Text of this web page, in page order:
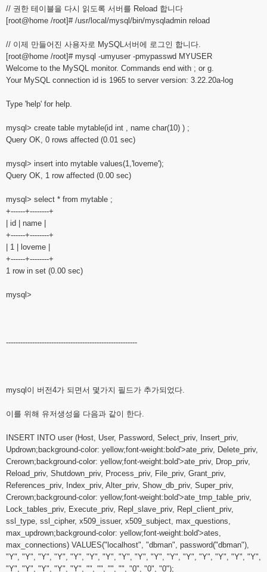
// 권한 테이블을 다시 읽도록 서버를 Reload 합니다
[root@home /root]# /usr/local/mysql/bin/mysqladmin reload
// 이제 만들어진 사용자로 MySQL서버에 로그인 합니다.
[root@home /root]# mysql -umyuser -pmypasswd MYUSER
Welcome to the MySQL monitor. Commands end with ; or g.
Your MySQL connection id is 1965 to server version: 3.22.20a-log
Type 'help' for help.
mysql> create table mytable(id int , name char(10) ) ;
Query OK, 0 rows affected (0.01 sec)
mysql> insert into mytable values(1,'loveme');
Query OK, 1 row affected (0.00 sec)
mysql> select * from mytable ;
+------+--------+
| id | name |
+------+--------+
| 1 | loveme |
+------+--------+
1 row in set (0.00 sec)
mysql>
-------------------------------------------------------
mysql이 버전4가 되면서 몇가지 필드가 추가되었다.
이를 위해 유저생성을 다음과 같이 한다.
INSERT INTO user (Host, User, Password, Select_priv, Insert_priv,
Updrown;background-color: yellow;font-weight:bold'>ate_priv, Delete_priv,
Crerown;background-color: yellow;font-weight:bold'>ate_priv, Drop_priv,
Reload_priv, Shutdown_priv, Process_priv, File_priv, Grant_priv,
References_priv, Index_priv, Alter_priv, Show_db_priv, Super_priv,
Crerown;background-color: yellow;font-weight:bold'>ate_tmp_table_priv,
Lock_tables_priv, Execute_priv, Repl_slave_priv, Repl_client_priv,
ssl_type, ssl_cipher, x509_issuer, x509_subject, max_questions,
max_updrown;background-color: yellow;font-weight:bold'>ates,
max_connections) VALUES("localhost", "dbman", password("dbman"),
"Y", "Y", "Y", "Y", "Y", "Y", "Y", "Y", "Y", "Y", "Y", "Y", "Y", "Y", "Y", "Y",
"Y", "Y", "Y", "Y", "Y", "", "", "", "", "0", "0", "0");